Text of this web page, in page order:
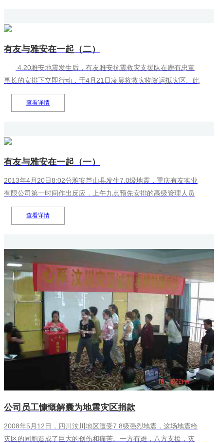
有友与雅安在一起（二）
4.20雅安地震发生后，有友雅安抗震救灾支援队在鹿有忠董
事长的安排下立即行动，于4月21日凌晨将救灾物资运抵灾区。此
后，有友公司对灾区救援进展和状况给予了高度关注，并于4月24
日中午在重庆基地开展了...
查看详情
有友与雅安在一起（一）
2013年4月20日8:02分雅安芦山县发生7.0级地震，重庆有友实业
有限公司第一时间作出反应，上午九点预先安排的高级管理人员
能力提升研讨会暂时中断，紧急布置全公司抗震救灾支援灾区行
动。十点，按照公司统一部署：＂重庆有友雅安灾区支援队＂成
查看详情
公司员工慷慨解囊为地震灾区捐款
2008年5月12日，四川汶川地区遭受7.8级强烈地震，这场地震给
灾区的同胞造成了巨大的创伤和痛苦。一方有难，八方支援，灾